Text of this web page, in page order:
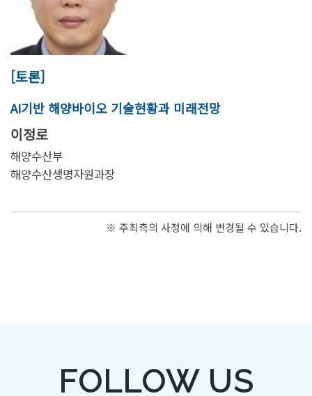
[토론]
AI기반 해양바이오 기술현황과 미래전망
이정로
해양수산부
해양수산생명자원과장
※ 주최측의 사정에 의해 변경될 수 있습니다.
FOLLOW US